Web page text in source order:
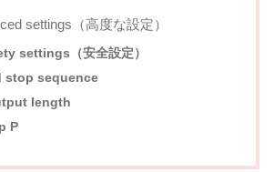
settings（高度な設定）
settings（安全設定）
stop sequence
length
P